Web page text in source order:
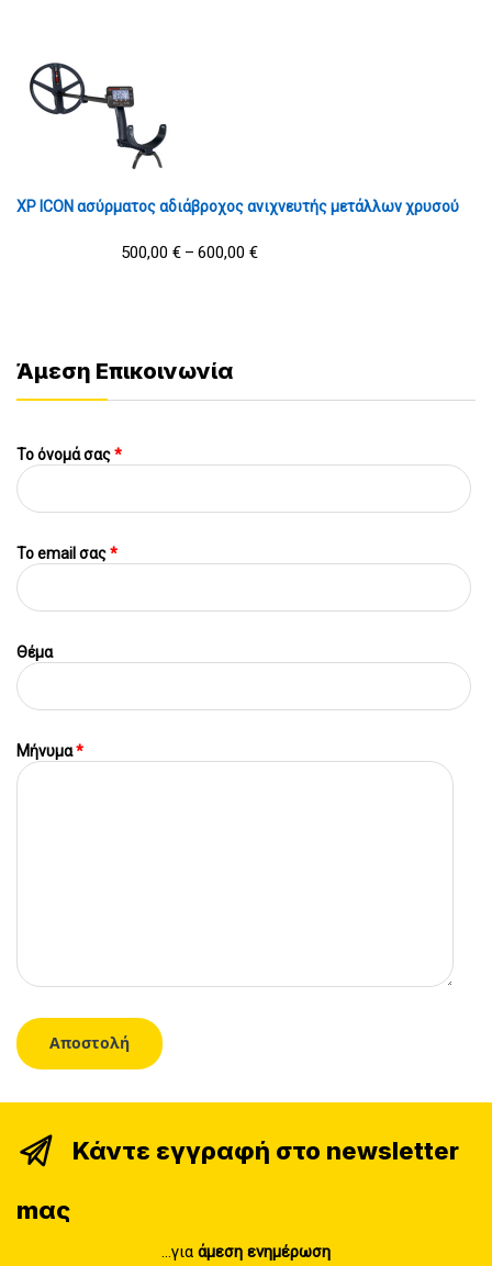
XP ICON ασύρματος αδιάβροχος ανιχνευτής μετάλλων χρυσού
500,00 € – 600,00 €
Άμεση Επικοινωνία
Το όνομά σας*
To email σας*
Θέμα
Μήνυμα*
Κάντε εγγραφή στο newsletter
mας
...για άμεση ενημέρωση